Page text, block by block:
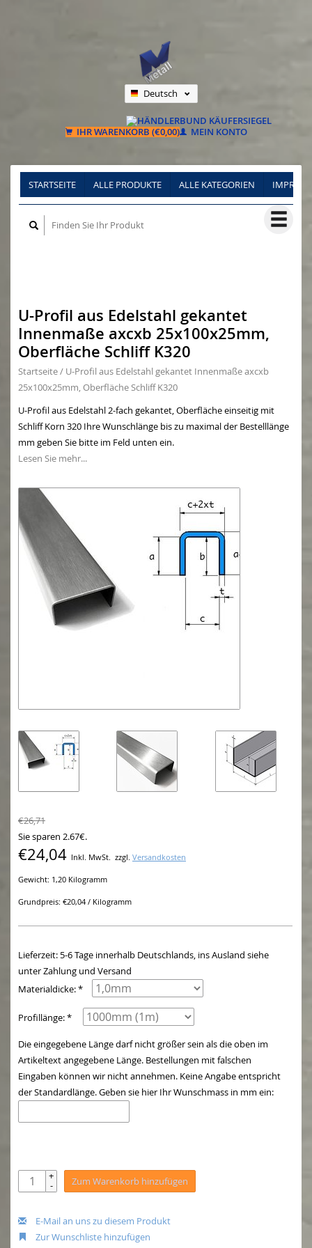
Deutsch
Français
IHR WARENKORB (€0,00) MEIN KONTO
STARTSEITE ALLE PRODUKTE ALLE KATEGORIEN
U-Profil aus Edelstahl gekantet
Innenmaße axcxb 25x100x25mm,
Oberfläche Schliff K320
Startseite/ U-Profil aus Edelstahl gekantet Innenmaße axcxb
25x100x25mm, Oberfläche Schliff K320
U-Profil aus Edelstahl 2-fach gekantet, Oberfläche einseitig mit
Schliff Korn 320 Ihre Wunschlänge bis zu maximal der Bestelllänge
mm geben Sie bitte im Feld unten ein.
Lesen Sie mehr...
€26,71
Sie sparen 2.67€.
€24,04 Inkl. MwSt. zzgl. Versandkosten
Gewicht: 1,20 Kilogramm
Grundpreis: €20,04 / Kilogramm
Lieferzeit: 5-6 Tage innerhalb Deutschlands, ins Ausland siehe
unter Zahlung und Versand
Materialdicke: *
Profillänge: *
Die eingegebene Länge darf nicht größer sein als die oben im
Artikeltext angegebene Länge. Bestellungen mit falschen
Eingaben können wir nicht annehmen. Keine Angabe entspricht
der Standardlänge. Geben sie hier Ihr Wunschmass in mm ein:
+
- Zum Warenkorb hinzufügen
E-Mail an uns zu diesem Produkt
Zur Wunschliste hinzufügen